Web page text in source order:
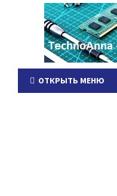
ОТКРЫТЬ МЕНЮ